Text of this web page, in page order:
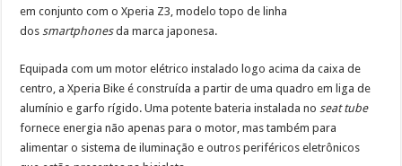
em conjunto com o Xperia Z3, modelo topo de linha
dossmartphonesda marca japonesa.
Equipada com um motor elétrico instalado logo acima da caixa de
centro, a Xperia Bike é construída a partir de uma quadro em liga de
alumínio e garfo rígido. Uma potente bateria instalada noseat tube
fornece energia não apenas para o motor, mas também para
alimentar o sistema de iluminação e outros periféricos eletrônicos